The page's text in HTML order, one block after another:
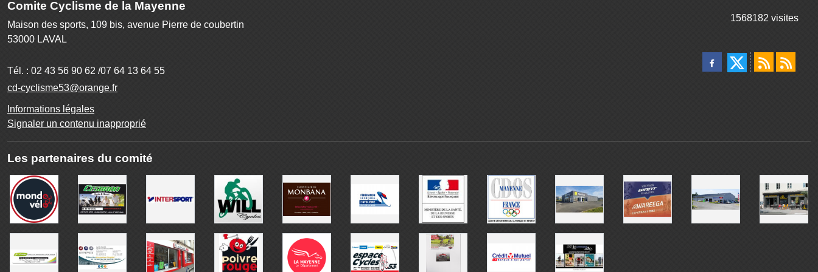
Comite Cyclisme de la Mayenne
Maison des sports, 109 bis, avenue Pierre de coubertin
53000 LAVAL
Tél. : 02 43 56 90 62 /07 64 13 64 55
cd-cyclisme53@orange.fr
Informations légales
Signaler un contenu inapproprié
1568182 visites
Les partenaires du comité